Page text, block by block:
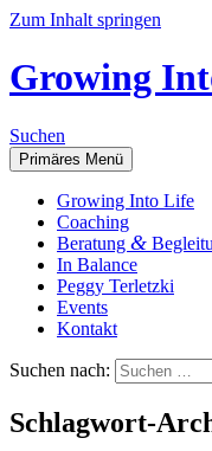
Zum Inhalt springen
Growing
Suchen
Primäres Menü
Gro­wing Into Life
Coa­ching
Bera­tung &
In Balan­ce
Peg­gy Terletzki
Events
Kon­takt
Suchen nach:
Schlagwort-